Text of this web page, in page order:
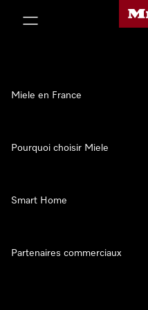
Page
Miele en France
Pourquoi choisir Miele
Smart Home
Partenaires commerciaux